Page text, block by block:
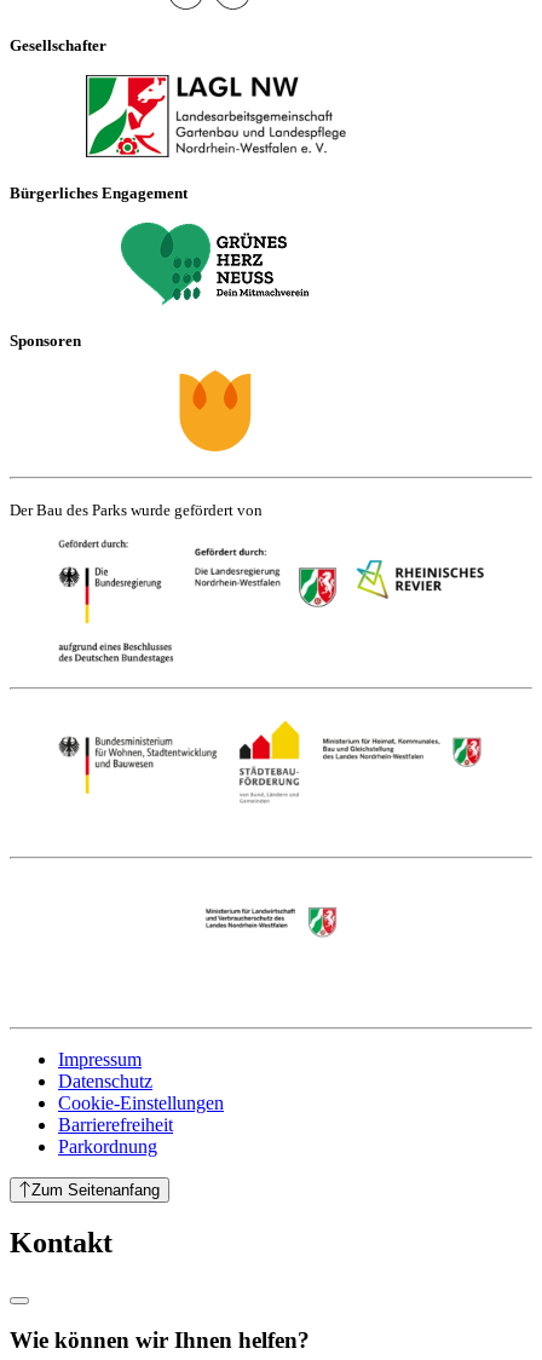
Gesellschafter
Bürgerliches Engagement
Sponsoren
Der Bau des Parks wurde gefördert von
Impressum
Datenschutz
Cookie-Einstellungen
Barrierefreiheit
Parkordnung
Zum Seitenanfang
Kontakt
Wie können wir Ihnen helfen?